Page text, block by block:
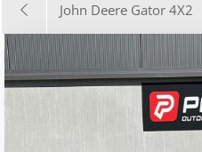
John Deere Gator 4X2